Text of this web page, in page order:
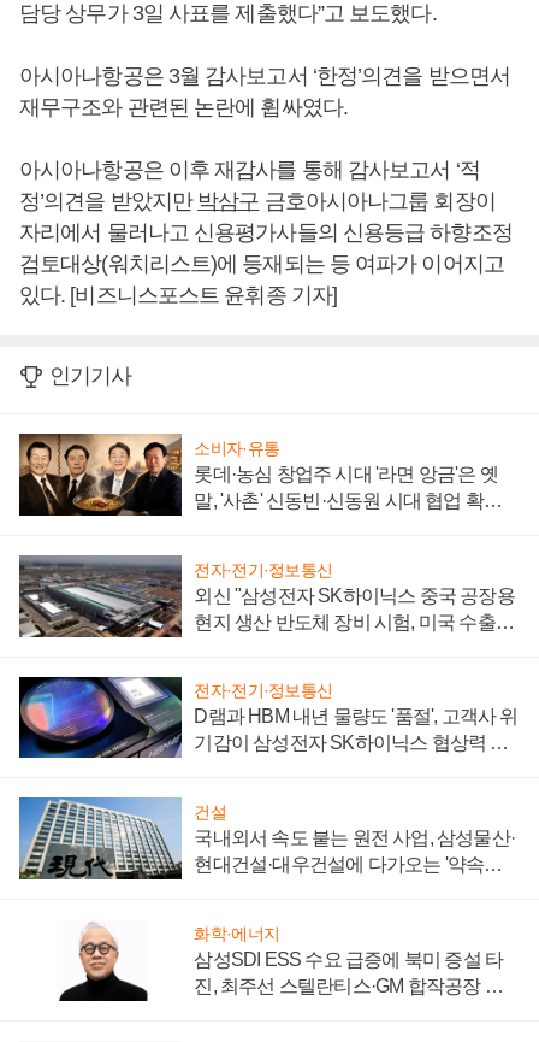
담당 상무가 3일 사표를 제출했다”고 보도했다.
아시아나항공은 3월 감사보고서 ‘한정’의견을 받으면서
재무구조와 관련된 논란에 휩싸였다.
아시아나항공은 이후 재감사를 통해 감사보고서 ‘적
정’의견을 받았지만 박삼구 금호아시아나그룹 회장이
자리에서 물러나고 신용평가사들의 신용등급 하향조정
검토대상(워치리스트)에 등재되는 등 여파가 이어지고
있다. [비즈니스포스트 윤휘종 기자]
인기기사
소비자·유통
롯데·농심 창업주 시대 '라면 앙금'은 옛
말, '사촌' 신동빈·신동원 시대 협업 확대
전자·전기·정보통신
외신 "삼성전자 SK하이닉스 중국 공장용
현지 생산 반도체 장비 시험, 미국 수출통
전자·전기·정보통신
D램과 HBM 내년 물량도 '품절', 고객사 위
기감이 삼성전자 SK하이닉스 협상력 더
건설
국내외서 속도 붙는 원전 사업, 삼성물산·
현대건설·대우건설에 다가오는 '약속의
화학·에너지
삼성SDI ESS 수요 급증에 북미 증설 타
진, 최주선 스텔란티스·GM 합작공장 건